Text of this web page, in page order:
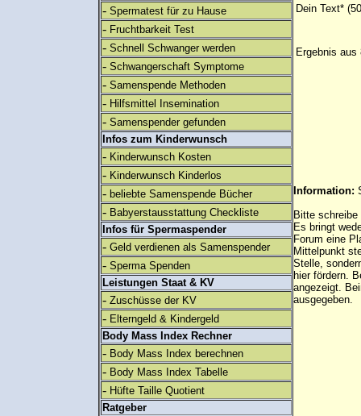
- Spermatest für zu Hause
- Fruchtbarkeit Test
- Schnell Schwanger werden
- Schwangerschaft Symptome
- Samenspende Methoden
- Hilfsmittel Insemination
- Samenspender gefunden
Infos zum Kinderwunsch
- Kinderwunsch Kosten
- Kinderwunsch Kinderlos
- beliebte Samenspende Bücher
- Babyerstausstattung Checkliste
Infos für Spermaspender
- Geld verdienen als Samenspender
- Sperma Spenden
Leistungen Staat & KV
- Zuschüsse der KV
- Elterngeld & Kindergeld
Body Mass Index Rechner
- Body Mass Index berechnen
- Body Mass Index Tabelle
- Hüfte Taille Quotient
Ratgeber
Dein Text*
Ergebnis aus
Information:
Bitte
Es bringt
Forum eine
Mittelpunkt
Stelle,
hier fördern.
angezeigt.
ausgegeben.